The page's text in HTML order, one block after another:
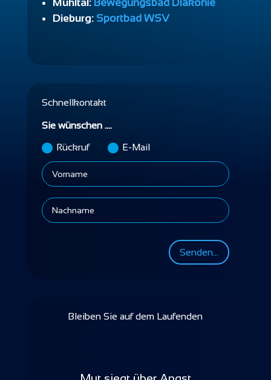
Mühltal: Bewegungsbad Diakonie
Dieburg: Sportbad WSV
Schnellkontakt
Sie wünschen ....
Rückruf E-Mail
Senden...
Bleiben Sie auf dem Laufenden